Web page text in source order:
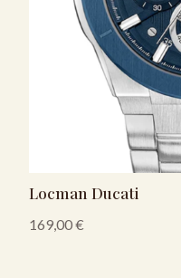
Locman Ducati
169,00€